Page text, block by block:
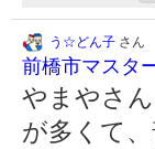
う☆どん子 さん
前橋市マスタ
やまやさ
が多くて